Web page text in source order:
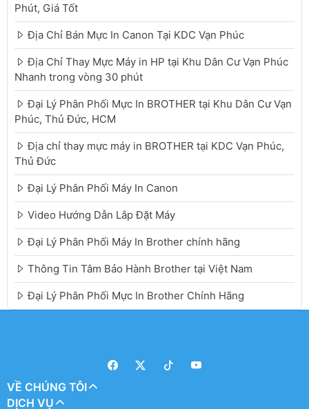
Phút, Giá Tốt
Địa Chỉ Bán Mực In Canon Tại KDC Vạn Phúc
Địa Chỉ Thay Mực Máy in HP tại Khu Dân Cư Vạn Phúc
Nhanh trong vòng 30 phút
Đại Lý Phân Phối Mực In BROTHER tại Khu Dân Cư Vạn
Phúc, Thủ Đức, HCM
Địa chỉ thay mực máy in BROTHER tại KDC Vạn Phúc,
Thủ Đức
Đại Lý Phân Phối Máy In Canon
Video Hướng Dẫn Lắp Đặt Máy
Đại Lý Phân Phối Máy In Brother chính hãng
Thông Tin Tâm Bảo Hành Brother tại Việt Nam
Đại Lý Phân Phối Mực In Brother Chính Hãng
VỀ CHÚNG TÔI
DỊCH VỤ